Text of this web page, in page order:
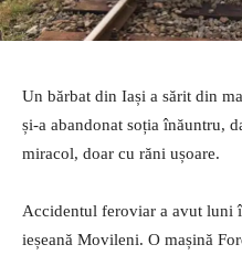
Un bărbat din Iași a sărit din
și-a abandonat soția înăuntru,
miracol, doar cu răni ușoare.
Accidentul feroviar a avut luni
ieșeană Movileni. O mașină